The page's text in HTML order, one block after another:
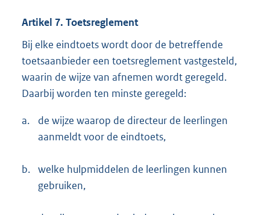
Artikel 7. Toetsreglement
Bij elke eindtoets wordt door de betreffende
toetsaanbieder een toetsreglement vastgesteld,
waarin de wijze van afnemen wordt geregeld.
Daarbij worden ten minste geregeld:
a.
de wijze waarop de directeur de leerlingen
aanmeldt voor de eindtoets,
b. welke hulpmiddelen de leerlingen kunnen
gebruiken,